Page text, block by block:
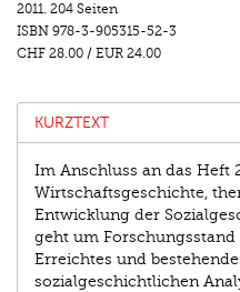
2011. 204 Seiten
ISBN 978-3-905315-52-3
CHF 28.00 / EUR 24.00
KURZTEXT
Im Anschluss an das Heft
Wirtschaftsgeschichte,
Entwicklung der
geht um
Erreichtes und
sozialgeschichtlichen